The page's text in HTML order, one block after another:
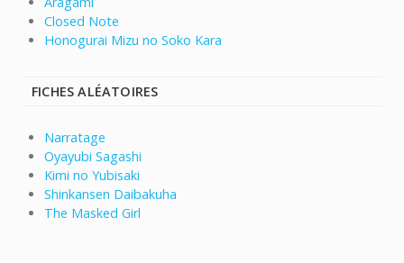
Closed Note
Honogurai Mizu no Soko Kara
FICHES ALÉATOIRES
Narratage
Oyayubi Sagashi
Kimi no Yubisaki
Shinkansen Daibakuha
The Masked Girl